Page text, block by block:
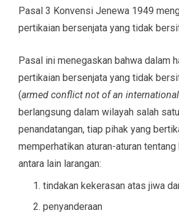
Pasal 3 Konvensi Jenewa 1949
pertikaian bersenjata yang tidak
Pasal ini menegaskan bahwa dalam
pertikaian bersenjata yang tidak
(armed conflict not of an
berlangsung dalam wilayah salah
penandatangan, tiap pihak yang
memperhatikan aturan-aturan tentang
antara lain larangan:
tindakan kekerasan atas jiwa
penyanderaan